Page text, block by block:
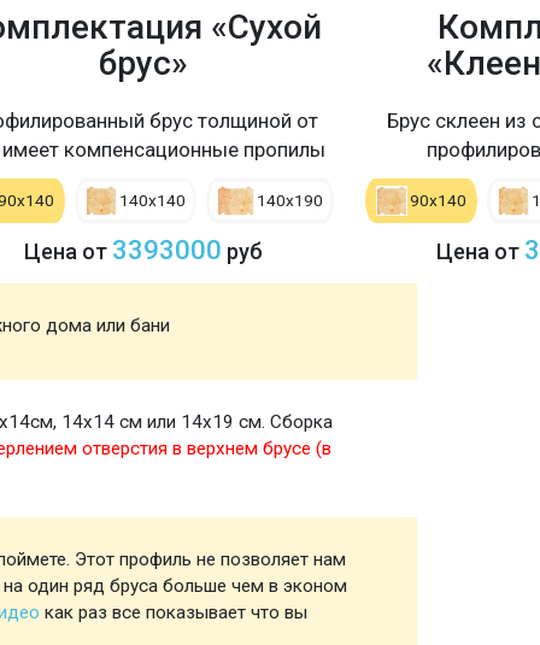
«Сухой
брус»
брус толщиной от
компенсационные пропилы
140х140 140х190
Цена от 3393000 руб
Брус склеен из
90х140
Цена от
дома или бани
14х14 см или 14х19 см. Сборка
отверстия в верхнем брусе (в
Этот профиль не позволяет нам
один ряд бруса больше чем в эконом
как раз все показывает что вы